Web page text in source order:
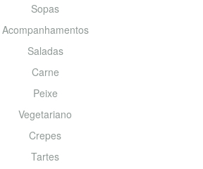
Sopas
Acompanhamentos
Saladas
Carne
Peixe
Vegetariano
Crepes
Tartes